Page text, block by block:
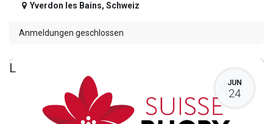
Yverdon les Bains, Schweiz
Anmeldungen geschlossen
L
JUN
24